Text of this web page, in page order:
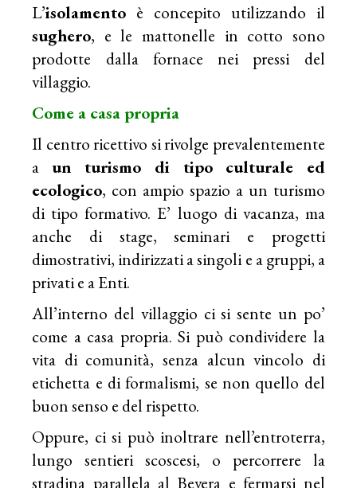
L’isolamento è concepito utilizzando il
sughero, e le mattonelle in cotto sono
prodotte dalla fornace nei pressi del
villaggio.
Come a casa propria
Il centro ricettivo si rivolge prevalentemente
a un turismo di tipo culturale ed
ecologico, con ampio spazio a un turismo
di tipo formativo. E’ luogo di vacanza, ma
anche di stage, seminari e progetti
dimostrativi, indirizzati a singoli e a gruppi, a
privati e a Enti.
All’interno del villaggio ci si sente un po’
come a casa propria. Si può condividere la
vita di comunità, senza alcun vincolo di
etichetta e di formalismi, se non quello del
buon senso e del rispetto.
Oppure, ci si può inoltrare nell’entroterra,
lungo sentieri scoscesi, o percorrere la
stradina parallela al Bevera e fermarsi nel